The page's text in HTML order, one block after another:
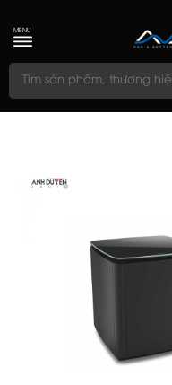
MENU